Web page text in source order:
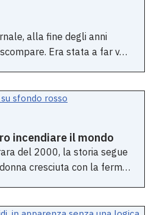
alla fine degli anni
Era stata a far v…
incendiare il mondo
del 2000, la storia segue
cresciuta con la ferm…